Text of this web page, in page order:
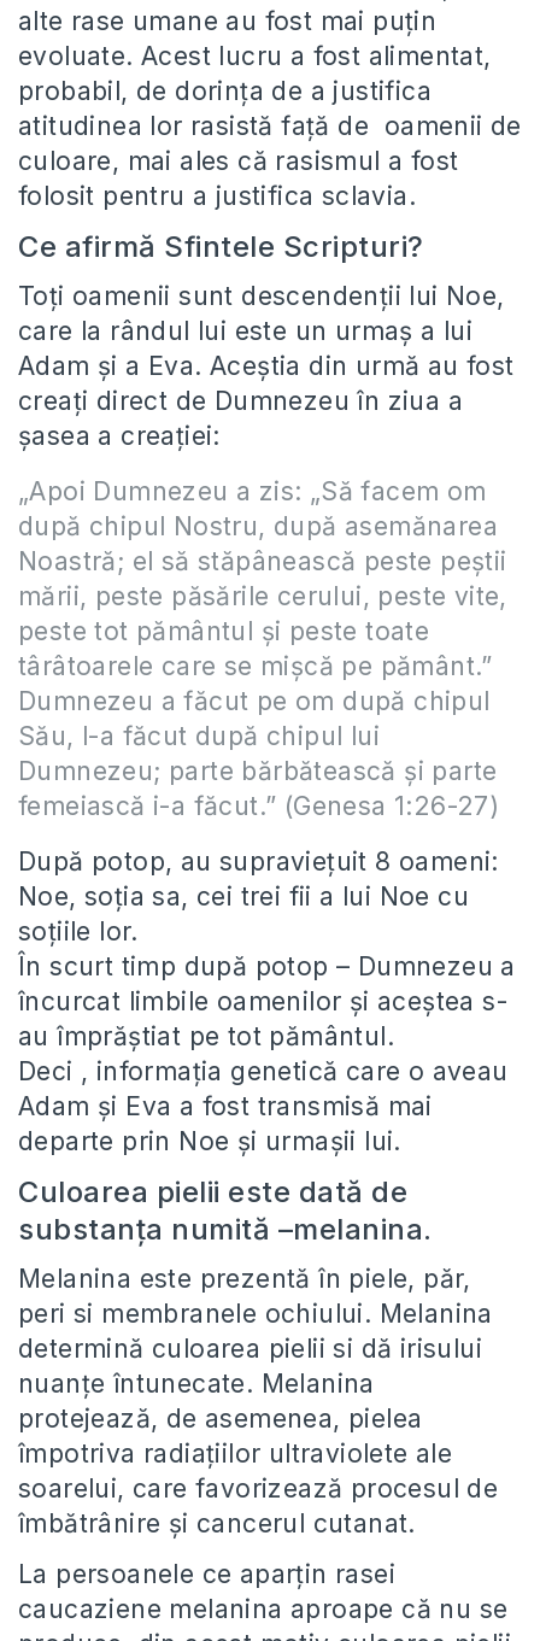
alte rase umane au fost mai puţin
evoluate. Acest lucru a fost alimentat,
probabil, de dorinţa de a justifica
atitudinea lor rasistă faţă de oamenii de
culoare, mai ales că rasismul a fost
folosit pentru a justifica sclavia.
Ce afirmă Sfintele Scripturi?
Toţi oamenii sunt descendenţii lui Noe,
care la rândul lui este un urmaş a lui
Adam şi a Eva. Aceştia din urmă au fost
creaţi direct de Dumnezeu în ziua a
şasea a creaţiei:
„Apoi Dumnezeu a zis: „Să facem om
după chipul Nostru, după asemănarea
Noastră; el să stăpânească peste peştii
mării, peste păsările cerului, peste vite,
peste tot pământul şi peste toate
târâtoarele care se mişcă pe pământ.”
Dumnezeu a făcut pe om după chipul
Său, l-a făcut după chipul lui
Dumnezeu; parte bărbătească şi parte
femeiască i-a făcut.” (Genesa 1:26-27)
După potop, au supravieţuit 8 oameni:
Noe, soţia sa, cei trei fii a lui Noe cu
soţiile lor.
În scurt timp după potop – Dumnezeu a
încurcat limbile oamenilor şi aceştea s-
au împrăştiat pe tot pământul.
Deci , informaţia genetică care o aveau
Adam şi Eva a fost transmisă mai
departe prin Noe şi urmaşii lui.
Culoarea pielii este dată de
substanţa numită –melanina.
Melanina este prezentă în piele, păr,
peri si membranele ochiului. Melanina
determină culoarea pielii si dă irisului
nuanţe întunecate. Melanina
protejează, de asemenea, pielea
împotriva radiaţiilor ultraviolete ale
soarelui, care favorizează procesul de
îmbătrânire şi cancerul cutanat.
La persoanele ce aparţin rasei
caucaziene melanina aproape că nu se